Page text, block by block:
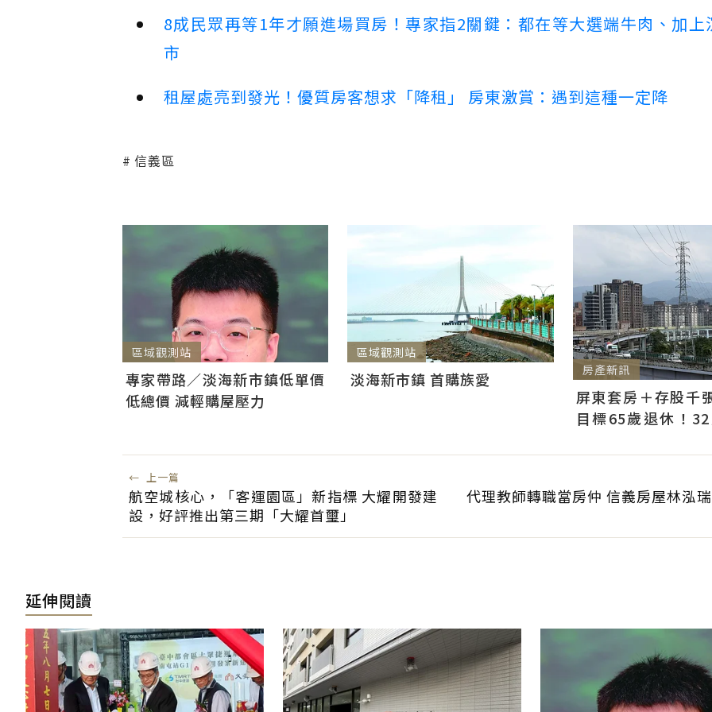
8成民眾再等1年才願進場買房！專家指2關鍵：都在等大選端牛肉、加上
市
租屋處亮到發光！優質房客想求「降租」 房東激賞：遇到這種一定降
信義區
區域觀測站
專家帶路／淡海新市鎮低單價
低總價 減輕購屋壓力
區域觀測站
淡海新市鎮 首購族愛 房產新訊
屏東套房＋存股千
目標65歲退休！
← 上一篇
航空城核心，「客運園區」新指標 大耀開發建
設，好評推出第三期「大耀首璽」
代理教師轉職當房仲 信義房屋林泓
延伸閱讀